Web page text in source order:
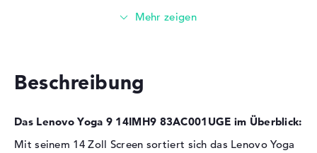
1 TB SSD
Display
Display-Typ
14" TFT
Beschreibung
Das Lenovo Yoga 9 14IMH9 83AC001UGE im Überblick:
Mit seinem 14 Zoll Screen sortiert sich das Lenovo Yoga